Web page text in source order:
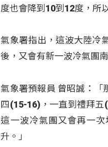
度也會降到10到12度，所
氣象署指出，這波大陸冷
後，又會有新一波冷氣團南
氣象署預報員 曾昭誠：
四(15-16)，一直到禮拜五
這一波冷氣團又會再一
升。」